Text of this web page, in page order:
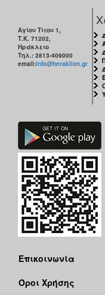
Αγίου Τίτου 1,
Τ.Κ. 71202,
Ηράκλειο
Τηλ.: 2813-409000
email:info@heraklion.gr
Επικοινωνία
Όροι Χρήσης